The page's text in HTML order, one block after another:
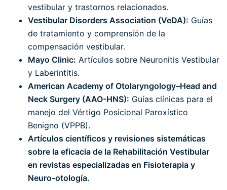
vestibular y trastornos relacionados.
Vestibular Disorders Association (VeDA): Guías
de tratamiento y comprensión de la
compensación vestibular.
Mayo Clinic: Artículos sobre Neuronitis Vestibular
y Laberintitis.
American Academy of Otolaryngology–Head and
Neck Surgery (AAO-HNS): Guías clínicas para el
manejo del Vértigo Posicional Paroxístico
Benigno (VPPB).
Artículos científicos y revisiones sistemáticas
sobre la eficacia de la Rehabilitación Vestibular
en revistas especializadas en Fisioterapia y
Neuro-otología.